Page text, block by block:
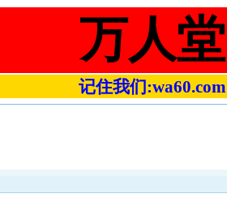
万人堂
记住我们:wa60.com